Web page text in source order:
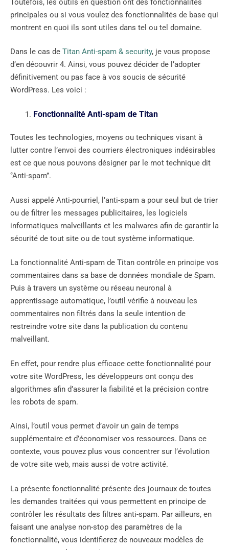
Toutefois, les outils en question ont des fonctionnalités
principales ou si vous voulez des fonctionnalités de base qui
montrent en quoi ils sont utiles dans tel ou tel domaine.
Dans le cas de Titan Anti-spam & security, je vous propose
d’en découvrir 4. Ainsi, vous pouvez décider de l’adopter
définitivement ou pas face à vos soucis de sécurité
WordPress. Les voici :
Fonctionnalité Anti-spam de Titan
Toutes les technologies, moyens ou techniques visant à
lutter contre l’envoi des courriers électroniques indésirables
est ce que nous pouvons désigner par le mot technique dit
‘’Anti-spam’’.
Aussi appelé Anti-pourriel, l’anti-spam a pour seul but de trier
ou de filtrer les messages publicitaires, les logiciels
informatiques malveillants et les malwares afin de garantir la
sécurité de tout site ou de tout système informatique.
La fonctionnalité Anti-spam de Titan contrôle en principe vos
commentaires dans sa base de données mondiale de Spam.
Puis à travers un système ou réseau neuronal à
apprentissage automatique, l’outil vérifie à nouveau les
commentaires non filtrés dans la seule intention de
restreindre votre site dans la publication du contenu
malveillant.
En effet, pour rendre plus efficace cette fonctionnalité pour
votre site WordPress, les développeurs ont conçu des
algorithmes afin d’assurer la fiabilité et la précision contre
les robots de spam.
Ainsi, l’outil vous permet d’avoir un gain de temps
supplémentaire et d’économiser vos ressources. Dans ce
contexte, vous pouvez plus vous concentrer sur l’évolution
de votre site web, mais aussi de votre activité.
La présente fonctionnalité présente des journaux de toutes
les demandes traitées qui vous permettent en principe de
contrôler les résultats des filtres anti-spam. Par ailleurs, en
faisant une analyse non-stop des paramètres de la
fonctionnalité, vous identifierez de nouveaux modèles de